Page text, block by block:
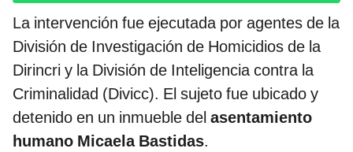
La intervención fue ejecutada por agentes de la
División de Investigación de Homicidios de la
Dirincri y la División de Inteligencia contra la
Criminalidad (Divicc). El sujeto fue ubicado y
detenido en un inmueble del asentamiento
humano Micaela Bastidas.